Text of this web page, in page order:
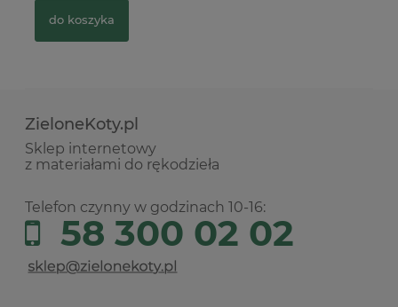
do koszyka
ZieloneKoty.pl
Sklep internetowy
z materiałami do rękodzieła
Telefon czynny w godzinach 10-16:
58 300 02 02